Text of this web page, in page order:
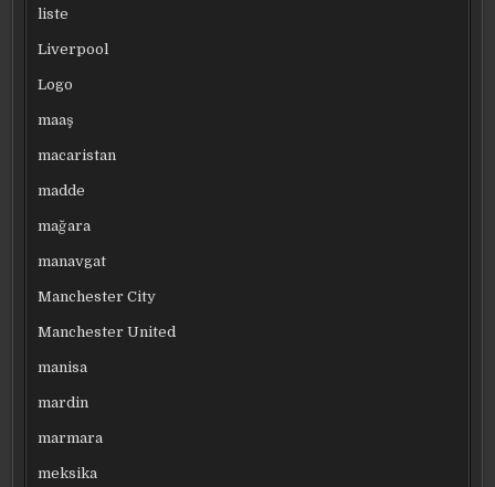
liste
Liverpool
Logo
maaş
macaristan
madde
mağara
manavgat
Manchester City
Manchester United
manisa
mardin
marmara
meksika